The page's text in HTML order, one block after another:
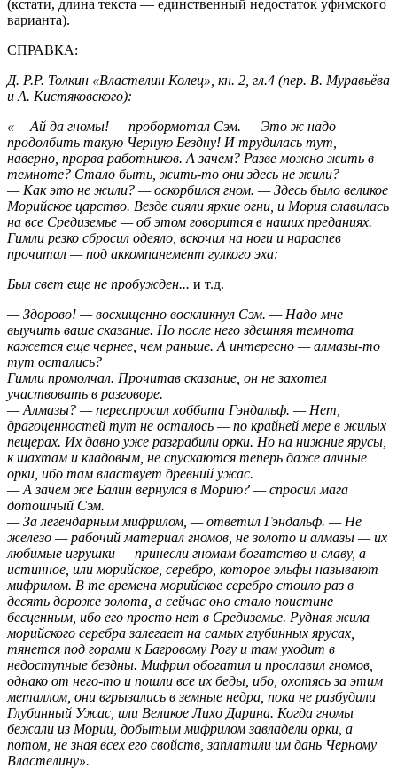
(кстати, длина текста — единственный недостаток уфимского
варианта).
СПРАВКА:
Д. Р.Р. Толкин «Властелин Колец», кн. 2, гл.4 (пер. В. Муравьёва
и А. Кистяковского):
«— Ай да гномы! — пробормотал Сэм. — Это ж надо —
продолбить такую Черную Бездну! И трудилась тут,
наверно, прорва работников. А зачем? Разве можно жить в
темноте? Стало быть, жить-то они здесь не жили?
— Как это не жили? — оскорбился гном. — Здесь было великое
Морийское царство. Везде сияли яркие огни, и Мория славилась
на все Средиземье — об этом говорится в наших преданиях.
Гимли резко сбросил одеяло, вскочил на ноги и нараспев
прочитал — под аккомпанемент гулкого эха:
Был свет еще не пробужден... и т.д.
— Здорово! — восхищенно воскликнул Сэм. — Надо мне
выучить ваше сказание. Но после него здешняя темнота
кажется еще чернее, чем раньше. А интересно — алмазы-то
тут остались?
Гимли промолчал. Прочитав сказание, он не захотел
участвовать в разговоре.
— Алмазы? — переспросил хоббита Гэндальф. — Нет,
драгоценностей тут не осталось — по крайней мере в жилых
пещерах. Их давно уже разграбили орки. Но на нижние ярусы,
к шахтам и кладовым, не спускаются теперь даже алчные
орки, ибо там властвует древний ужас.
— А зачем же Балин вернулся в Морию? — спросил мага
дотошный Сэм.
— За легендарным мифрилом, — ответил Гэндальф. — Не
железо — рабочий материал гномов, не золото и алмазы — их
любимые игрушки — принесли гномам богатство и славу, а
истинное, или морийское, серебро, которое эльфы называют
мифрилом. В те времена морийское серебро стоило раз в
десять дороже золота, а сейчас оно стало поистине
бесценным, ибо его просто нет в Средиземье. Рудная жила
морийского серебра залегает на самых глубинных ярусах,
тянется под горами к Багровому Рогу и там уходит в
недоступные бездны. Мифрил обогатил и прославил гномов,
однако от него-то и пошли все их беды, ибо, охотясь за этим
металлом, они вгрызались в земные недра, пока не разбудили
Глубинный Ужас, или Великое Лихо Дарина. Когда гномы
бежали из Мории, добытым мифрилом завладели орки, а
потом, не зная всех его свойств, заплатили им дань Черному
Властелину».